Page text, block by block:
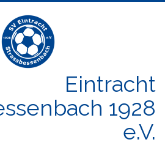
Eintracht
1928
e.V.